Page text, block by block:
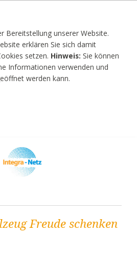
Bereitstellung unserer Website.
erklären Sie sich damit
setzen. Hinweis: Sie können
Informationen verwenden und
werden kann.
Freude schenken